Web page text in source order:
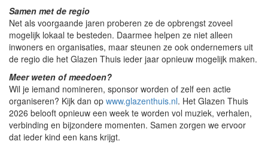
Samen met de regio
Net als voorgaande jaren proberen ze de opbrengst zoveel
mogelijk lokaal te besteden. Daarmee helpen ze niet alleen
inwoners en organisaties, maar steunen ze ook ondernemers uit
de regio die het Glazen Thuis ieder jaar opnieuw mogelijk maken.
Meer weten of meedoen?
Wil je iemand nomineren, sponsor worden of zelf een actie
organiseren? Kijk dan op www.glazenthuis.nl. Het Glazen Thuis
2026 belooft opnieuw een week te worden vol muziek, verhalen,
verbinding en bijzondere momenten. Samen zorgen we ervoor
dat ieder kind een kans krijgt.